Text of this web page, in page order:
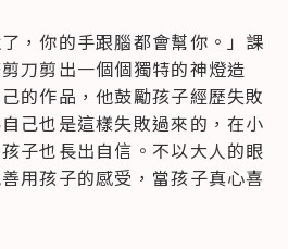
，你的手跟腦都會幫你。」課
刀剪出一個個獨特的神燈造
的作品，他鼓勵孩子經歷失敗
己也是這樣失敗過來的，在小
子也長出自信。不以大人的眼
用孩子的感受，當孩子真心喜